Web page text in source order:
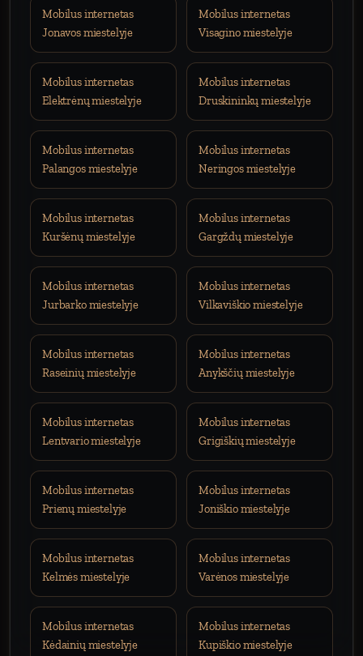
Mobilus internetas
Jonavos miestelyje
Mobilus internetas
Visagino miestelyje
Mobilus internetas
Elektrėnų miestelyje
Mobilus internetas
Druskininkų miestelyje
Mobilus internetas
Palangos miestelyje
Mobilus internetas
Neringos miestelyje
Mobilus internetas
Kuršėnų miestelyje
Mobilus internetas
Gargždų miestelyje
Mobilus internetas
Jurbarko miestelyje
Mobilus internetas
Vilkaviškio miestelyje
Mobilus internetas
Raseinių miestelyje
Mobilus internetas
Anykščių miestelyje
Mobilus internetas
Lentvario miestelyje
Mobilus internetas
Grigiškių miestelyje
Mobilus internetas
Prienų miestelyje
Mobilus internetas
Joniškio miestelyje
Mobilus internetas
Kelmės miestelyje
Mobilus internetas
Varėnos miestelyje
Mobilus internetas
Kėdainių miestelyje
Mobilus internetas
Kupiškio miestelyje